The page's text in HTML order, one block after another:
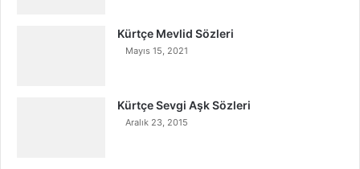
Kürtçe Mevlid Sözleri
Mayıs 15, 2021
Kürtçe Sevgi Aşk Sözleri
Aralık 23, 2015